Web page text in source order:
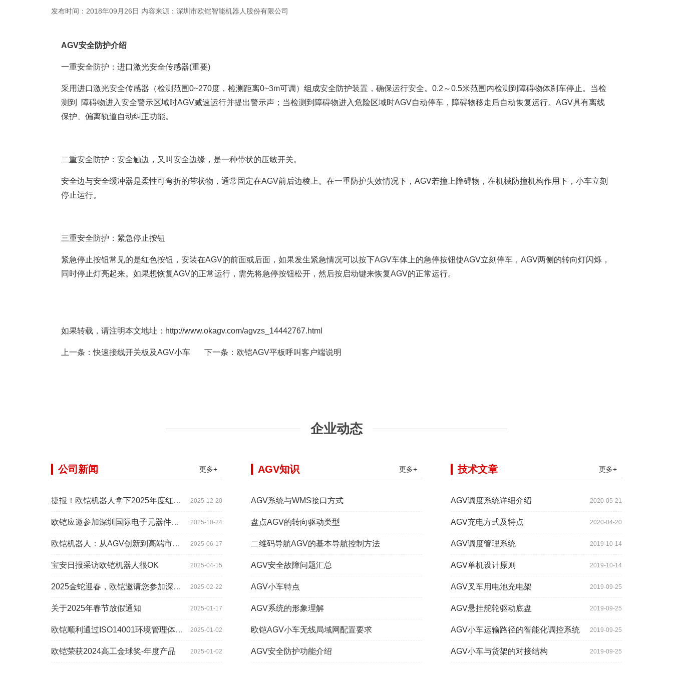
发布时间：2018年09月26日 内容来源：深圳市欧铠智能机器人股份有限公司
AGV安全防护介绍
一重安全防护：进口激光安全传感器(重要)
采用进口激光安全传感器（检测范围0~270度，检测距离0~3m可调）组成安全防护装置，确保运行安全。0.2～0.5米范围内检测到障碍物体刹车停止。当检
测到 障碍物进入安全警示区域时AGV减速运行并提出警示声；当检测到障碍物进入危险区域时AGV自动停车，障碍物移走后自动恢复运行。AGV具有离线
保护、偏离轨道自动纠正功能。
二重安全防护：安全触边，又叫安全边缘，是一种带状的压敏开关。
安全边与安全缓冲器是柔性可弯折的带状物，通常固定在AGV前后边棱上。在一重防护失效情况下，AGV若撞上障碍物，在机械防撞机构作用下，小车立刻
停止运行。
三重安全防护：紧急停止按钮
紧急停止按钮常见的是红色按钮，安装在AGV的前面或后面，如果发生紧急情况可以按下AGV车体上的急停按钮使AGV立刻停车，AGV两侧的转向灯闪烁，
同时停止灯亮起来。如果想恢复AGV的正常运行，需先将急停按钮松开，然后按启动键来恢复AGV的正常运行。
如果转载，请注明本文地址：http://www.okagv.com/agvzs_14442767.html
上一条：快速接线开关板及AGV小车 下一条： 欧铠AGV平板呼叫客户端说明
企业动态
更多+
公司新闻
2025-12-20
捷报！欧铠机器人拿下2025年度红帆奖！
2025-10-24
欧铠应邀参加深圳国际电子元器件展时间:2025年10月28-
2025-06-17
欧铠机器人：从AGV创新到高端市场的领导蜕变
2025-04-15
宝安日报采访欧铠机器人很OK
2025-02-22
2025金蛇迎春，欧铠邀请您参加深圳工业展
2025-01-17
关于2025年春节放假通知
2025-01-02
欧铠顺利通过ISO14001环境管理体系认证
2025-01-02
欧铠荣获2024高工金球奖-年度产品
更多+
AGV知识
AGV系统与WMS接口方式
盘点AGV的转向驱动类型
二维码导航AGV的基本导航控制方法
AGV安全故障问题汇总
AGV小车特点
AGV系统的形象理解
欧铠AGV小车无线局域网配置要求
AGV安全防护功能介绍
更多+
技术文章
2020-05-21
AGV调度系统详细介绍
2020-04-20
AGV充电方式及特点
2019-10-14
AGV调度管理系统
2019-10-14
AGV单机设计原则
2019-09-25
AGV叉车用电池充电架
2019-09-25
AGV悬挂舵轮驱动底盘
2019-09-25
AGV小车运输路径的智能化调控系统
2019-09-25
AGV小车与货架的对接结构